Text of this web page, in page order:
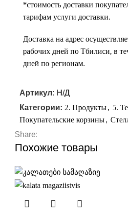
*cтоимость доставки
тарифам услуги доставки.
Доставка на адрес
рабочих дней по Тбилиси, в
дней по регионам.
Артикул: Н/Д
Категории: 2. Продукты, 5.
Покупательские корзины,
Share:
Похожие товары